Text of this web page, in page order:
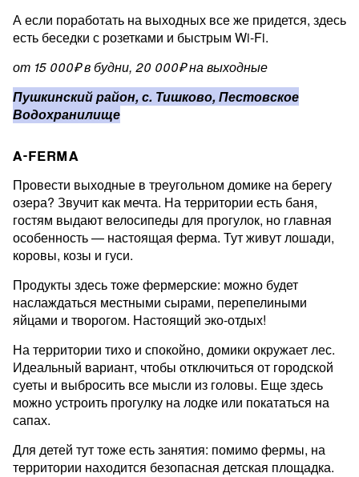
А если поработать на выходных все же придется, здесь
есть беседки с розетками и быстрым Wi-Fi.
от 15 000₽ в будни, 20 000₽ на выходные
Пушкинский район, с. Тишково, Пестовское
Водохранилище
A-FERMA
Провести выходные в треугольном домике на берегу
озера? Звучит как мечта. На территории есть баня,
гостям выдают велосипеды для прогулок, но главная
особенность — настоящая ферма. Тут живут лошади,
коровы, козы и гуси.
Продукты здесь тоже фермерские: можно будет
наслаждаться местными сырами, перепелиными
яйцами и творогом. Настоящий эко-отдых!
На территории тихо и спокойно, домики окружает лес.
Идеальный вариант, чтобы отключиться от городской
суеты и выбросить все мысли из головы. Еще здесь
можно устроить прогулку на лодке или покататься на
сапах.
Для детей тут тоже есть занятия: помимо фермы, на
территории находится безопасная детская площадка.